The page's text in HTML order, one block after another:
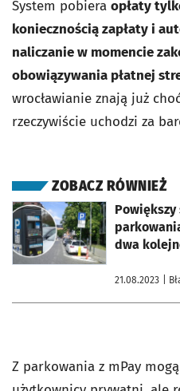
System pobiera opłaty
koniecznością zapłaty i
naliczanie w momencie
obowiązywania płatnej
wrocławianie znają już
rzeczywiście uchodzi za
ZOBACZ RÓWNIEŻ
dwa
21.08.2023 |
otworzy się w nowej karcie
Z parkowania z mPay